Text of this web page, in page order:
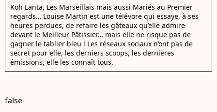
Koh Lanta, Les Marseillais mais aussi Mariés au Premier
regards… Louise Martin est une télévore qui essaye, à ses
heures perdues, de refaire les gâteaux qu’elle admire
devant le Meilleur Pâtissier… mais elle ne risque pas de
gagner le tablier bleu ! Les réseaux sociaux n’ont pas de
secret pour elle, les derniers scoops, les dernières
émissions, elle les connaît tous.
false